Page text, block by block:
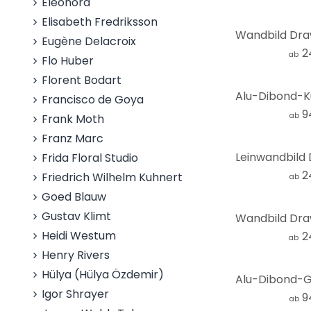
Elisabeth Fredriksson
Eugène Delacroix
Flo Huber
Florent Bodart
Francisco de Goya
Frank Moth
Franz Marc
Frida Floral Studio
Friedrich Wilhelm Kuhnert
Goed Blauw
Gustav Klimt
Heidi Westum
Henry Rivers
Hülya (Hülya Özdemir)
Igor Shrayer
ab
ab
ab
ab
ab